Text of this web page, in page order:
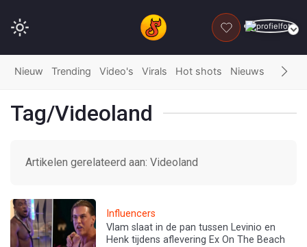
DONEER
Nieuw Trending Video's Virals Hot shots Nieuws Fails
Tag/Videoland
Artikelen gerelateerd aan: Videoland
Influencers
Vlam slaat in de pan tussen Levinio en
Henk tijdens aflevering Ex On The Beach